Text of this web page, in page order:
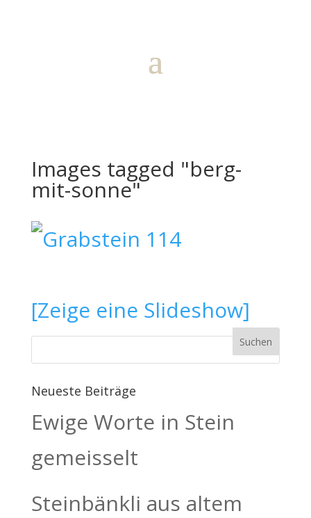
Images tagged "berg-
mit-sonne"
[Zeige eine Slideshow]
Neueste Beiträge
Ewige Worte in Stein
gemeisselt
Steinbänkli aus altem